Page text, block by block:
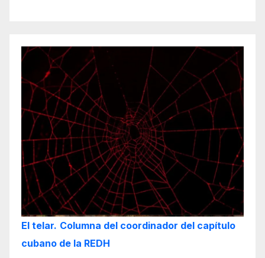
El telar. Columna del coordinador del capítulo
cubano de la REDH